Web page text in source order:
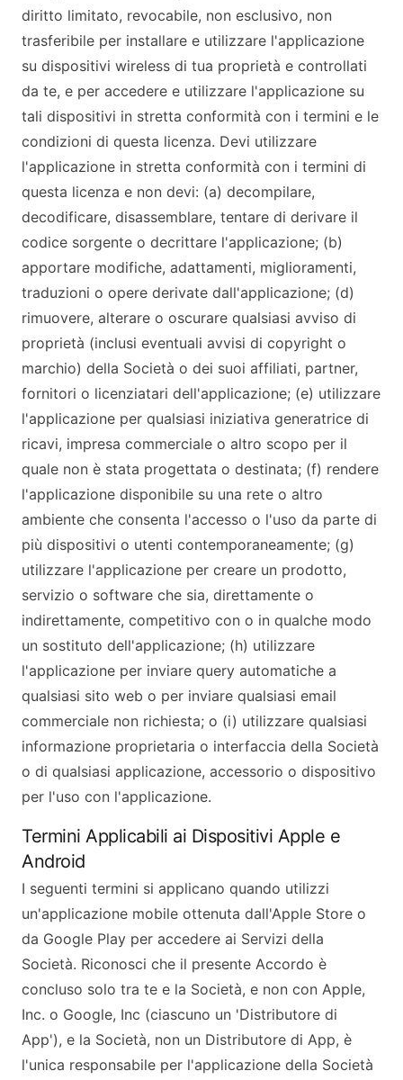
diritto limitato, revocabile, non esclusivo, non
trasferibile per installare e utilizzare l'applicazione
su dispositivi wireless di tua proprietà e controllati
da te, e per accedere e utilizzare l'applicazione su
tali dispositivi in stretta conformità con i termini e le
condizioni di questa licenza. Devi utilizzare
l'applicazione in stretta conformità con i termini di
questa licenza e non devi: (a) decompilare,
decodificare, disassemblare, tentare di derivare il
codice sorgente o decrittare l'applicazione; (b)
apportare modifiche, adattamenti, miglioramenti,
traduzioni o opere derivate dall'applicazione; (d)
rimuovere, alterare o oscurare qualsiasi avviso di
proprietà (inclusi eventuali avvisi di copyright o
marchio) della Società o dei suoi affiliati, partner,
fornitori o licenziatari dell'applicazione; (e) utilizzare
l'applicazione per qualsiasi iniziativa generatrice di
ricavi, impresa commerciale o altro scopo per il
quale non è stata progettata o destinata; (f) rendere
l'applicazione disponibile su una rete o altro
ambiente che consenta l'accesso o l'uso da parte di
più dispositivi o utenti contemporaneamente; (g)
utilizzare l'applicazione per creare un prodotto,
servizio o software che sia, direttamente o
indirettamente, competitivo con o in qualche modo
un sostituto dell'applicazione; (h) utilizzare
l'applicazione per inviare query automatiche a
qualsiasi sito web o per inviare qualsiasi email
commerciale non richiesta; o (i) utilizzare qualsiasi
informazione proprietaria o interfaccia della Società
o di qualsiasi applicazione, accessorio o dispositivo
per l'uso con l'applicazione.
Termini Applicabili ai Dispositivi Apple e
Android
I seguenti termini si applicano quando utilizzi
un'applicazione mobile ottenuta dall'Apple Store o
da Google Play per accedere ai Servizi della
Società. Riconosci che il presente Accordo è
concluso solo tra te e la Società, e non con Apple,
Inc. o Google, Inc (ciascuno un 'Distributore di
App'), e la Società, non un Distributore di App, è
l'unica responsabile per l'applicazione della Società